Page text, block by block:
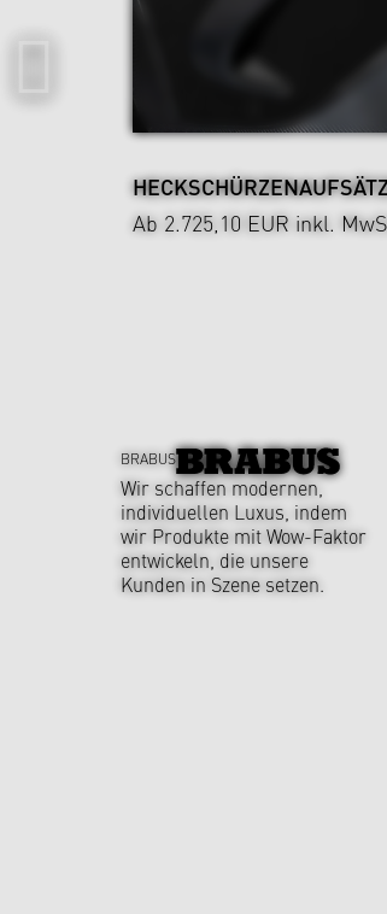
Ab 2.725,10 EUR inkl.
BRABUS
Wir schaffen modernen,
individuellen Luxus, indem
wir Produkte mit Wow-Faktor
entwickeln, die unsere
Kunden in Szene setzen.